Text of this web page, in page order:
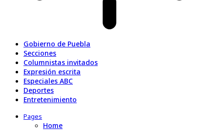
Gobierno de Puebla
Secciones
Columnistas invitados
Expresión escrita
Especiales ABC
Deportes
Entretenimiento
Pages
Home